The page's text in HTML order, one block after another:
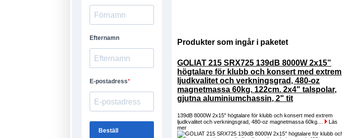
Produkter som ingår i paketet
GOLIAT 215 SRX725 139dB 8000W 2x15”
högtalare för klubb och konsert med extrem
ljudkvalitet och verkningsgrad, 480-oz
magnetmassa 60kg. 122cm. 2x4" talspolar,
gjutna aluminiumchassin, 2" tit
139dB 8000W 2x15" högtalare för klubb och konsert med extrem
ljudkvalitet och verkningsgrad, 480-oz magnetmassa 60kg....
Läs
mer